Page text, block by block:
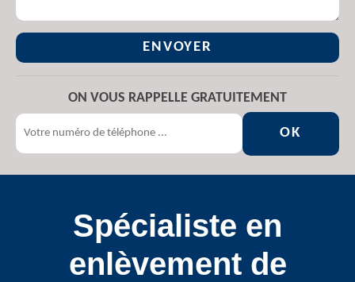
ON VOUS RAPPELLE GRATUITEMENT
Spécialiste en
enlèvement de